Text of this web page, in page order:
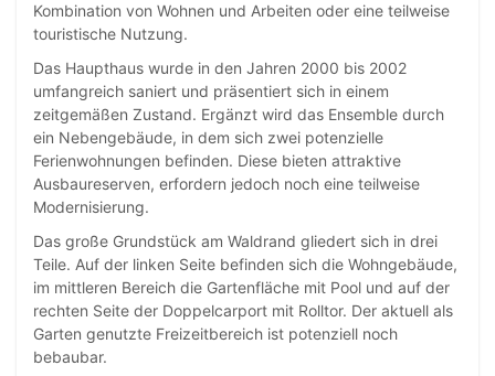
Kombination von Wohnen und Arbeiten oder eine teilweise
touristische Nutzung.
Das Haupthaus wurde in den Jahren 2000 bis 2002
umfangreich saniert und präsentiert sich in einem
zeitgemäßen Zustand. Ergänzt wird das Ensemble durch
ein Nebengebäude, in dem sich zwei potenzielle
Ferienwohnungen befinden. Diese bieten attraktive
Ausbaureserven, erfordern jedoch noch eine teilweise
Modernisierung.
Das große Grundstück am Waldrand gliedert sich in drei
Teile. Auf der linken Seite befinden sich die Wohngebäude,
im mittleren Bereich die Gartenfläche mit Pool und auf der
rechten Seite der Doppelcarport mit Rolltor. Der aktuell als
Garten genutzte Freizeitbereich ist potenziell noch
bebaubar.